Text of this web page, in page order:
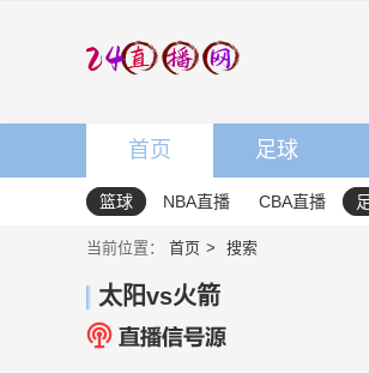
首页 足球
篮球 NBA直播 CBA直播
当前位置： 首页 搜索
太阳vs火箭